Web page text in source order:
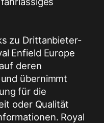
zu Drittanbieter-
Enfield Europe
deren
übernimmt
für die
oder Qualität
Royal